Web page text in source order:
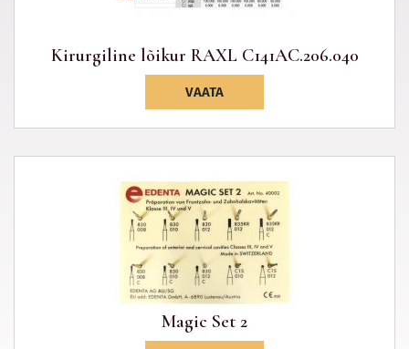
Kirurgiline lõikur RAXL C141AC.206.040
VAATA
Magic Set 2